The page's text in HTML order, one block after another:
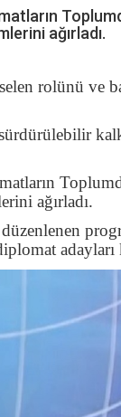
ağırladı.
rolünü ve
ağırladı.
adayları